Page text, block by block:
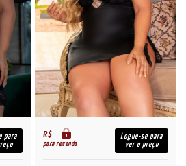
para
R$
para revenda
Logue-se para
ver o preço